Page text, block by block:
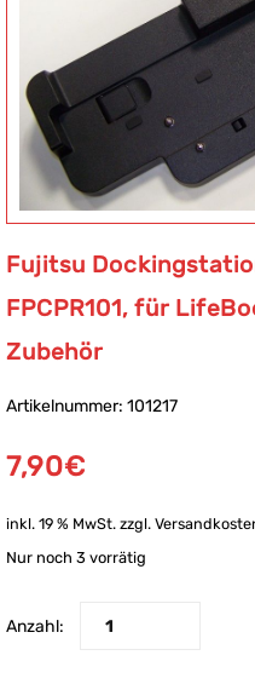
Fujitsu
FPCPR101, für
Zubehör
Artikelnummer: 101217
7,90€
inkl. 19 % MwSt. zzgl.
Nur noch 3 vorrätig
Anzahl: